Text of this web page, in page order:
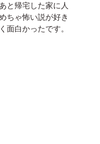
と帰宅した家に人
ちゃ怖い説が好き
面白かったです。